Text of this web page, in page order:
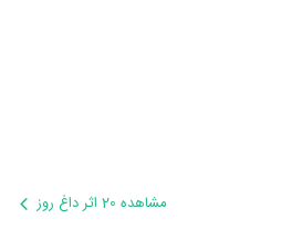
مشاهده 20 اثر داغ روز